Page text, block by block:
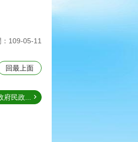
109-05-11
回最上面
民政...